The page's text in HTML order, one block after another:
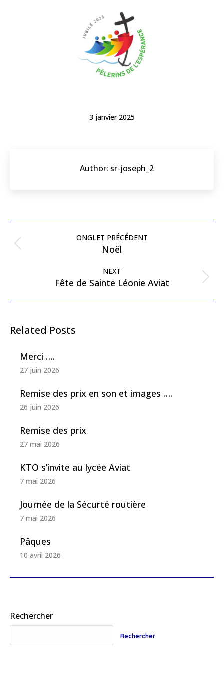
3 janvier 2025
Author: sr-joseph_2
ONGLET PRÉCÉDENT
Noël
NEXT
Fête de Sainte Léonie Aviat
Related Posts
Merci ….
27 juin 2026
Remise des prix en son et images ….
26 juin 2026
Remise des prix
27 mai 2026
KTO s’invite au lycée Aviat
7 mai 2026
Journée de la Sécurté routière
7 mai 2026
Pâques
10 avril 2026
Rechercher
Rechercher